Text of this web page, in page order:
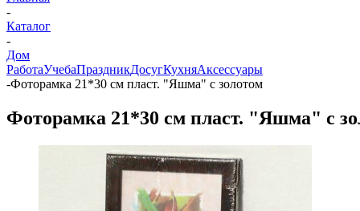
-
Каталог
-
Дом
РаботаУчебаПраздникДосугКухняАксессуары
-Фоторамка 21*30 см пласт. "Яшма" с золотом
Фоторамка 21*30 см пласт. "Яшма" с